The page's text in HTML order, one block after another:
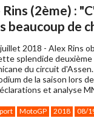
Rins (2ème) :
beaucoup de
2018 - Alex Rins
splendide deuxième
du circuit
de la saison lors
et analyse
MotoGP 2018 08/